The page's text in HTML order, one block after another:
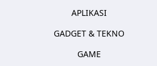
APLIKASI
GADGET & TEKNO
GAME